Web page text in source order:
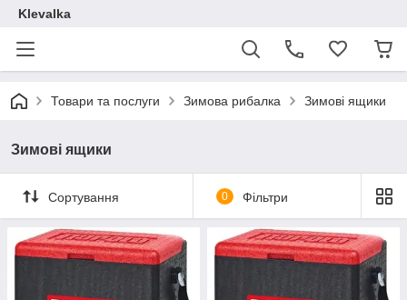
Klevalka
Товари та послуги Зимова рибалка Зимові ящики
Зимові ящики
Сортування 0 Фільтри